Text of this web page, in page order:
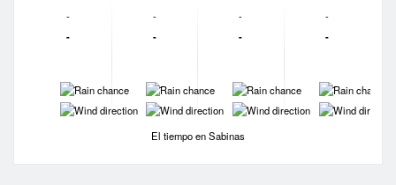
-
-
-
-
-
-
-
-
-
-
-
-
-
-
-
-
El tiempo en Sabinas